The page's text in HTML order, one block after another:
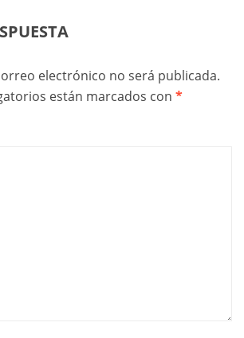
electrónico no será publicada.
están marcados con *